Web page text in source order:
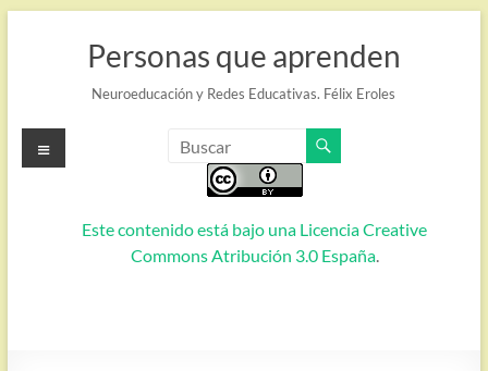
Personas que aprenden
Neuroeducación y Redes Educativas. Félix Eroles
Este contenido está bajo una Licencia Creative
Commons Atribución 3.0 España.
Menú